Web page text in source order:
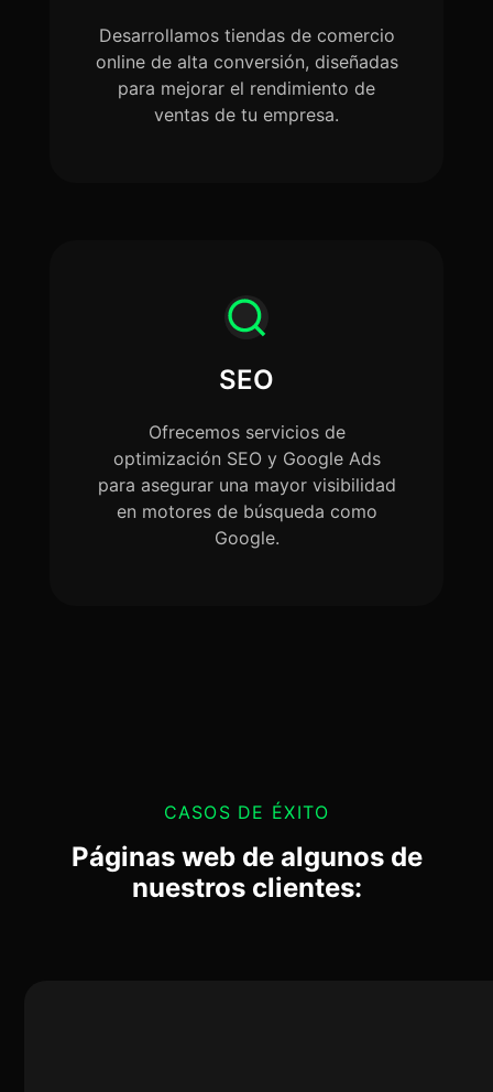
Desarrollamos tiendas de comercio
online de alta conversión, diseñadas
para mejorar el rendimiento de
ventas de tu empresa.
SEO
Ofrecemos servicios de
optimización SEO y Google Ads
para asegurar una mayor visibilidad
en motores de búsqueda como
Google.
CASOS DE ÉXITO
Páginas web de algunos de
nuestros clientes: